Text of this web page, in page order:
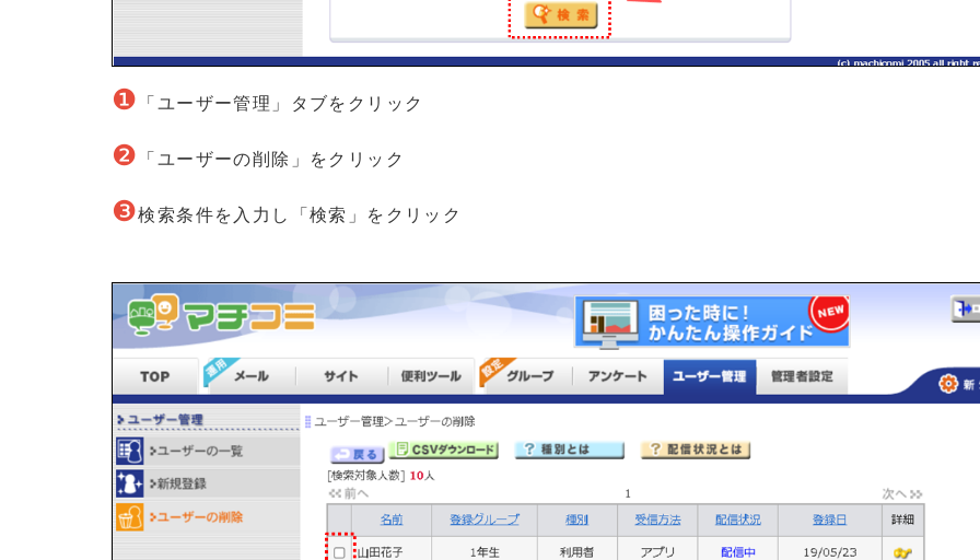
❶ 「ユーザー管理」タブをクリック
❷ 「ユーザーの削除」をクリック
❸検索条件を入力し「検索」をクリック